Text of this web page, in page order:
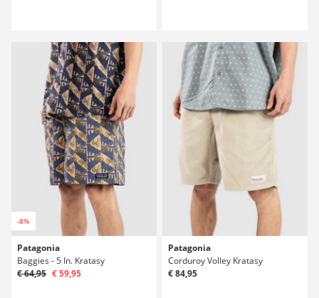
-8%
Patagonia
Baggies - 5 In. Kratasy
€ 64,95 € 59,95
Patagonia
Corduroy Volley Kratasy
€ 84,95